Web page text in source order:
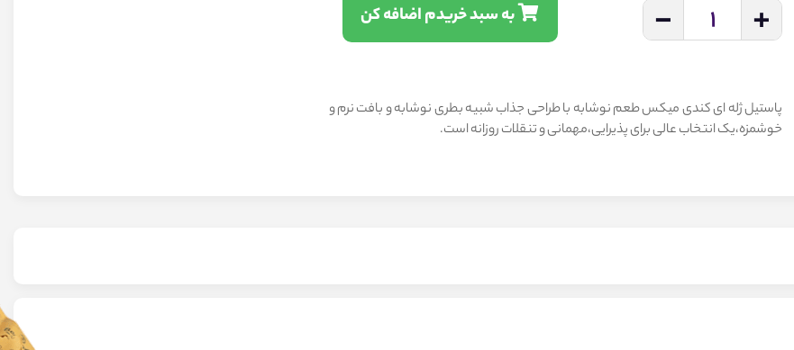
+
1
-
پاستیل ژله ای کندی میکس طعم نوشابه با طراحی جذاب شبیه بطری نوشابه و بافت نرم و
خوشمزه،یک انتخاب عالی برای پذیرایی،مهمانی و تنقلات روزانه است.